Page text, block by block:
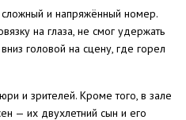
и напряжённый номер.
на глаза, не смог удержать
головой на сцену, где горел
и зрителей. Кроме того, в зале
— их двухлетний сын и его